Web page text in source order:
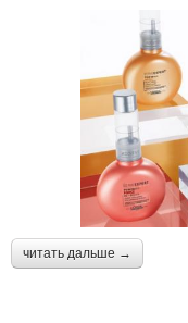
читать дальше →